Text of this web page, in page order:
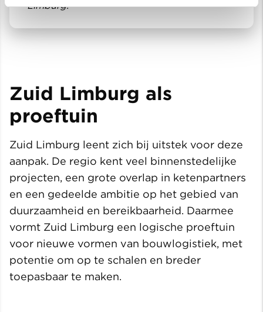
Limburg.”
Zuid Limburg als
proeftuin
Zuid Limburg leent zich bij uitstek voor deze
aanpak. De regio kent veel binnenstedelijke
projecten, een grote overlap in ketenpartners
en een gedeelde ambitie op het gebied van
duurzaamheid en bereikbaarheid. Daarmee
vormt Zuid Limburg een logische proeftuin
voor nieuwe vormen van bouwlogistiek, met
potentie om op te schalen en breder
toepasbaar te maken.